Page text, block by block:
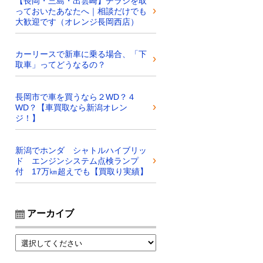
っておいたあなたへ｜相談だけでも
大歓迎です（オレンジ長岡西店）
カーリースで新車に乗る場合、「下
取車」ってどうなるの？
長岡市で車を買うなら２WD？４
WD？【車買取なら新潟オレン
ジ！】
新潟でホンダ シャトルハイブリッ
ド エンジンシステム点検ランプ
付 17万㎞超えでも【買取り実績】
アーカイブ